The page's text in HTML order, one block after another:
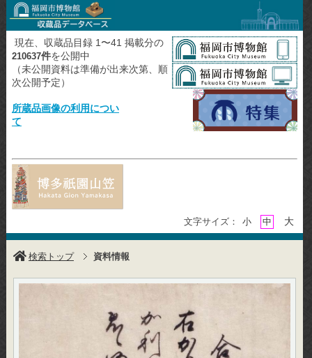
現在、収蔵品目録 1〜41 掲載分の
210637件を公開中
（未公開資料は準備が出来次第、順
次公開予定）
所蔵品画像の利用につい
て
文字サイズ： 小 中 大
検索トップ 資料情報